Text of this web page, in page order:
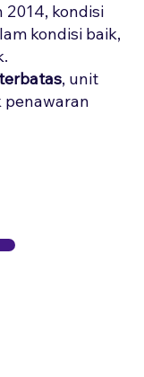
2014, kondisi
kondisi baik,
, unit
penawaran